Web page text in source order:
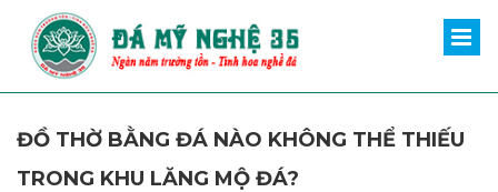
ĐỒ THỜ BẰNG ĐÁ NÀO KHÔNG THỂ THIẾU
TRONG KHU LĂNG MỘ ĐÁ?